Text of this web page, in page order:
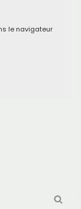
le navigateur